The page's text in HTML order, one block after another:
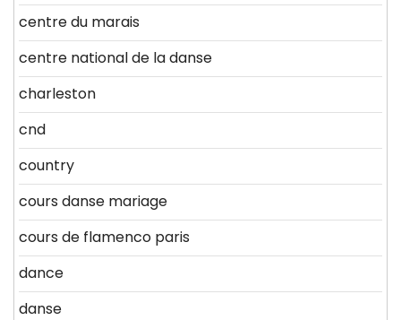
centre du marais
centre national de la danse
charleston
cnd
country
cours danse mariage
cours de flamenco paris
dance
danse